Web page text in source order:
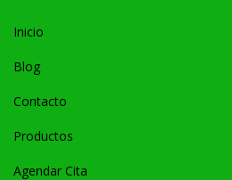
Inicio
Blog
Contacto
Productos